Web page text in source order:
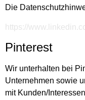
Die
https://
Pinterest
Wir unterhalten bei
Unternehmen sowie
mit Kunden/